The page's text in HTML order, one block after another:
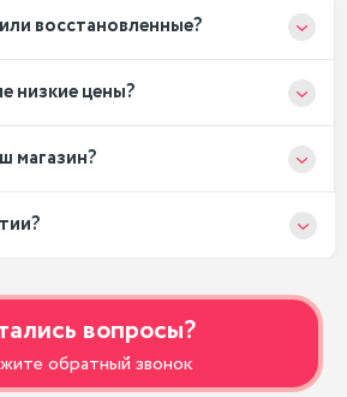
восстановленные?
низкие цены?
магазин?
вопросы?
обратный звонок